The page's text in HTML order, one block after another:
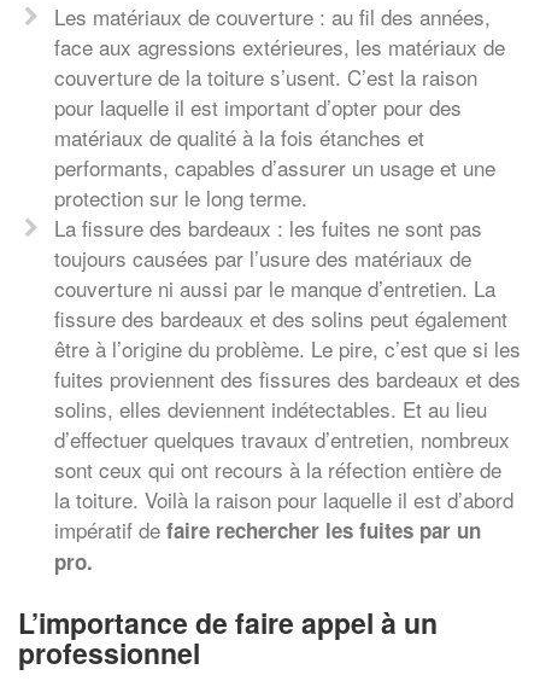
Les matériaux de couverture : au fil des années,
face aux agressions extérieures, les matériaux de
couverture de la toiture s’usent. C’est la raison
pour laquelle il est important d’opter pour des
matériaux de qualité à la fois étanches et
performants, capables d’assurer un usage et une
protection sur le long terme.
La fissure des bardeaux : les fuites ne sont pas
toujours causées par l’usure des matériaux de
couverture ni aussi par le manque d’entretien. La
fissure des bardeaux et des solins peut également
être à l’origine du problème. Le pire, c’est que si les
fuites proviennent des fissures des bardeaux et des
solins, elles deviennent indétectables. Et au lieu
d’effectuer quelques travaux d’entretien, nombreux
sont ceux qui ont recours à la réfection entière de
la toiture. Voilà la raison pour laquelle il est d’abord
impératif de faire rechercher les fuites par un
pro.
L’importance de faire appel à un
professionnel